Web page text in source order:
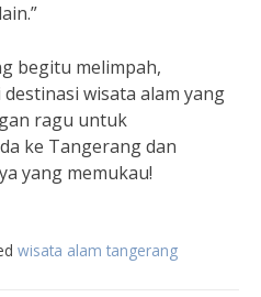
begitu melimpah,
wisata alam yang
ragu untuk
ke Tangerang dan
yang memukau!
wisata alam tangerang